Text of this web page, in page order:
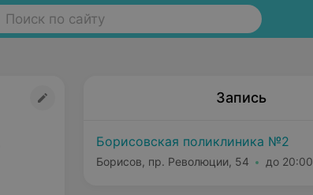
Поиск по сайту
Запись
Борисовская поликлиника №2
Борисов, пр. Революции, 54 до 20:00